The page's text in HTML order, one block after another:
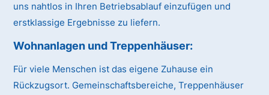
uns nahtlos in Ihren Betriebsablauf einzufügen und
erstklassige Ergebnisse zu liefern.
Wohnanlagen und Treppenhäuser:
Für viele Menschen ist das eigene Zuhause ein
Rückzugsort. Gemeinschaftsbereiche, Treppenhäuser